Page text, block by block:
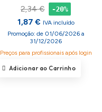
2,34 € -20%
1,87 € IVA incluído
Promoção: de 01/06/2026 a
31/12/2026
Preços para profissionais após login
Adicionar ao Carrinho